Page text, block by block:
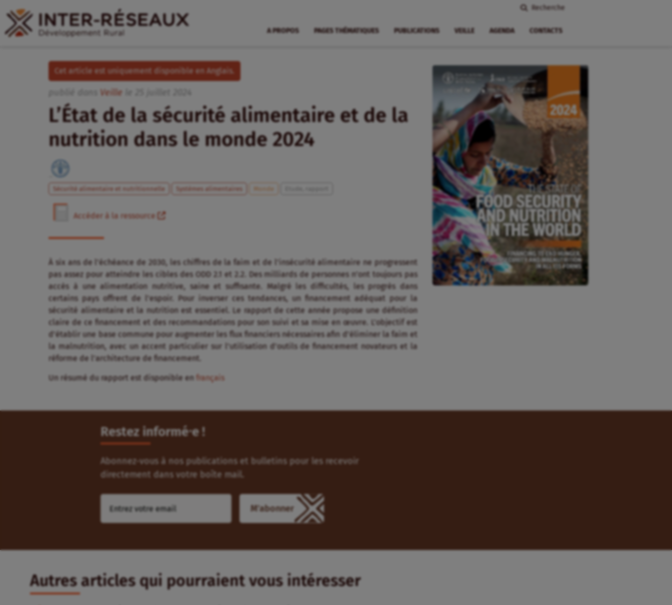
Recherche
A PROPOS PAGES THÉMATIQUES PUBLICATIONS VEILLE AGENDA CONTACTS
Cet article est uniquement disponible en Anglais.
Veille
L’État de la sécurité alimentaire et de la
nutrition dans le monde 2024
Sécurité alimentaire et nutritionnelle Systèmes alimentaires Monde
Accéder à la ressource
À six ans de l’échéance de 2030, les chiffres de la faim et de l’insécurité alimentaire ne progressent
pas assez pour atteindre les cibles des ODD 2.1 et 2.2. Des milliards de personnes n’ont toujours pas
accès à une alimentation nutritive, saine et suffisante. Malgré les difficultés, les progrès dans
certains pays offrent de l’espoir. Pour inverser ces tendances, un financement adéquat pour la
sécurité alimentaire et la nutrition est essentiel. Le rapport de cette année propose une définition
claire de ce financement et des recommandations pour son suivi et sa mise en œuvre. L’objectif est
d’établir une base commune pour augmenter les flux financiers nécessaires afin d’éliminer la faim et
la malnutrition, avec un accent particulier sur l’utilisation d’outils de financement novateurs et la
réforme de l’architecture de financement.
Un résumé du rapport est disponible en français
Restez informé⸱e !
Abonnez-vous à nos publications et bulletins pour les recevoir
directement dans votre boîte mail.
M'abonner
Autres articles qui pourraient vous intéresser